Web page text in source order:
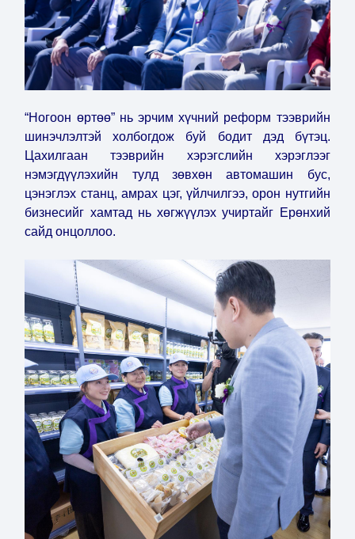
“Ногоон өртөө” нь эрчим хүчний реформ тээврийн
шинэчлэлтэй холбогдож буй бодит дэд бүтэц.
Цахилгаан тээврийн хэрэгслийн хэрэглээг
нэмэгдүүлэхийн тулд зөвхөн автомашин бус,
цэнэглэх станц, амрах цэг, үйлчилгээ, орон нутгийн
бизнесийг хамтад нь хөгжүүлэх учиртайг Ерөнхий
сайд онцоллоо.